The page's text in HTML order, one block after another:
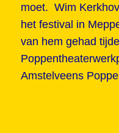
moet. Wim
het festival in
van hem gehad
Amstelveens